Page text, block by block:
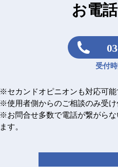
お電
受付
※セカンドオピニオンも対応可能
※使用者側からのご相談のみ受け
※お問合せ多数で電話が繋がら
ます。